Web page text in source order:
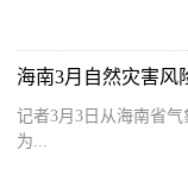
海南3月自然灾害
记者3月3日从海南省
为...